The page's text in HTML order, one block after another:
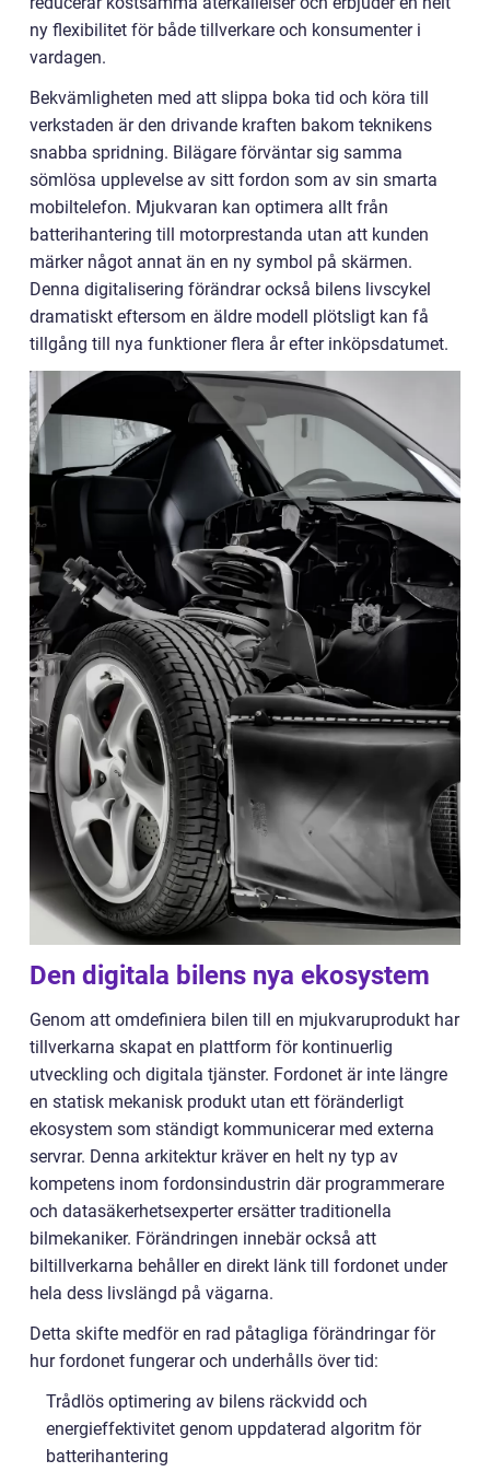
ny flexibilitet för både tillverkare och konsumenter i
vardagen.
Bekvämligheten med att slippa boka tid och köra till
verkstaden är den drivande kraften bakom teknikens
snabba spridning. Bilägare förväntar sig samma
sömlösa upplevelse av sitt fordon som av sin smarta
mobiltelefon. Mjukvaran kan optimera allt från
batterihantering till motorprestanda utan att kunden
märker något annat än en ny symbol på skärmen.
Denna digitalisering förändrar också bilens livscykel
dramatiskt eftersom en äldre modell plötsligt kan få
tillgång till nya funktioner flera år efter inköpsdatumet.
Den digitala bilens nya ekosystem
Genom att omdefiniera bilen till en mjukvaruprodukt har
tillverkarna skapat en plattform för kontinuerlig
utveckling och digitala tjänster. Fordonet är inte längre
en statisk mekanisk produkt utan ett föränderligt
ekosystem som ständigt kommunicerar med externa
servrar. Denna arkitektur kräver en helt ny typ av
kompetens inom fordonsindustrin där programmerare
och datasäkerhetsexperter ersätter traditionella
bilmekaniker. Förändringen innebär också att
biltillverkarna behåller en direkt länk till fordonet under
hela dess livslängd på vägarna.
Detta skifte medför en rad påtagliga förändringar för
hur fordonet fungerar och underhålls över tid:
Trådlös optimering av bilens räckvidd och
energieffektivitet genom uppdaterad algoritm för
batterihantering